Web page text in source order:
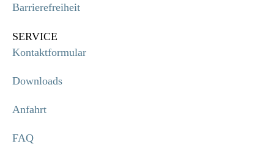
Barrierefreiheit
SERVICE
Kontaktformular
Downloads
Anfahrt
FAQ